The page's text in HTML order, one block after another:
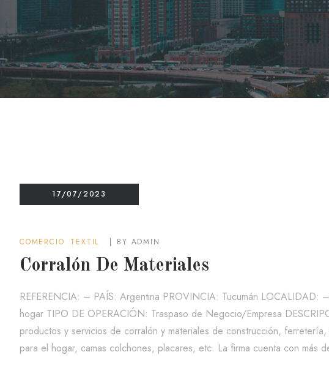
17/07/2023
COMERCIO TEXTIL BY ADMIN
Corralón De Materiales
REFERENCIA: – PAÍS: Argentina PROVINCIA: Tucumán
hogar TIPO DE OPERACIÓN: Traspaso de Negocio/Empresa
productos y servicios de corralón y materiales de construcción,
para el hogar, camas colchones, placares, etc. La firma cuenta con más